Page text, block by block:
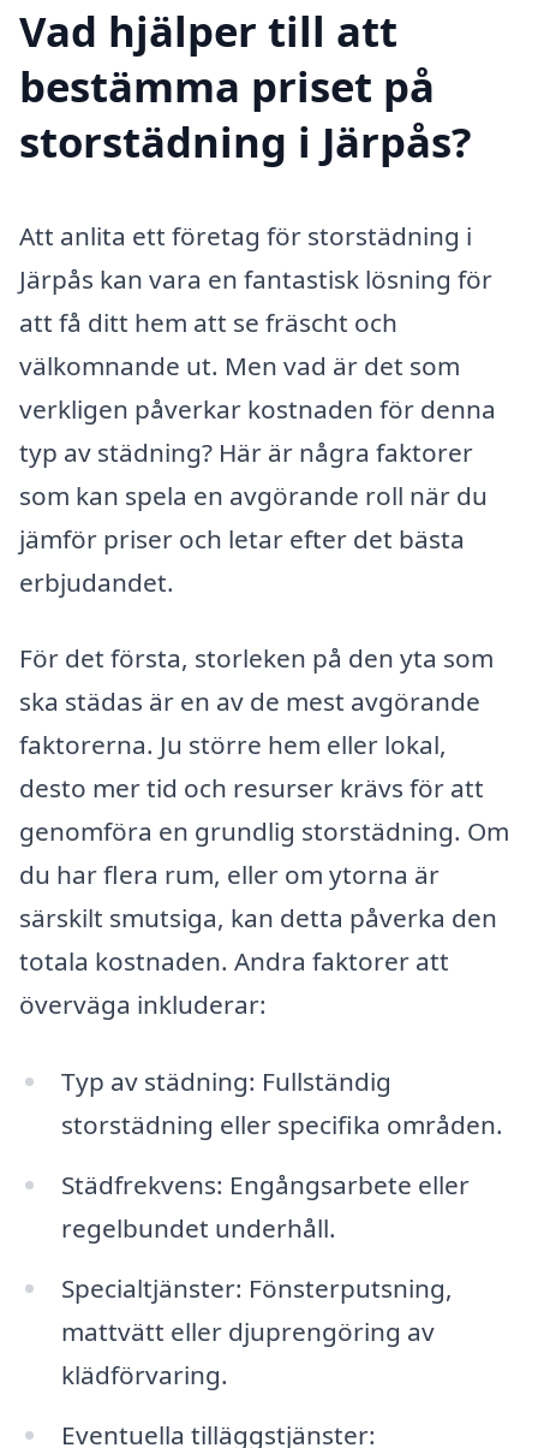
Vad hjälper till att
bestämma priset på
storstädning i Järpås?
Att anlita ett företag för storstädning i
Järpås kan vara en fantastisk lösning för
att få ditt hem att se fräscht och
välkomnande ut. Men vad är det som
verkligen påverkar kostnaden för denna
typ av städning? Här är några faktorer
som kan spela en avgörande roll när du
jämför priser och letar efter det bästa
erbjudandet.
För det första, storleken på den yta som
ska städas är en av de mest avgörande
faktorerna. Ju större hem eller lokal,
desto mer tid och resurser krävs för att
genomföra en grundlig storstädning. Om
du har flera rum, eller om ytorna är
särskilt smutsiga, kan detta påverka den
totala kostnaden. Andra faktorer att
överväga inkluderar:
Typ av städning: Fullständig
storstädning eller specifika områden.
Städfrekvens: Engångsarbete eller
regelbundet underhåll.
Specialtjänster: Fönsterputsning,
mattvätt eller djuprengöring av
klädförvaring.
Eventuella tilläggstjänster: